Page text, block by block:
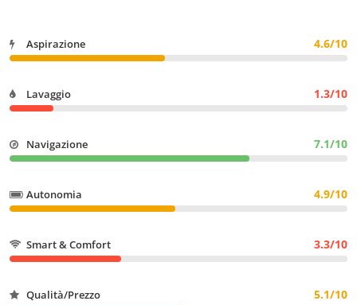
Aspirazione 4.6/10
Lavaggio 1.3/10
Navigazione 7.1/10
Autonomia 4.9/10
Smart & Comfort 3.3/10
Qualità/Prezzo 5.1/10